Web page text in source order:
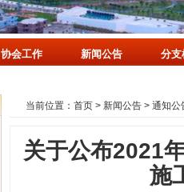
协会工作 新闻公告 分支
当前位置： 首页 > 新闻公告 > 通知公
关于公布2021
施